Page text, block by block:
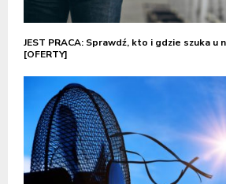
JEST PRACA: Sprawdź, kto i gdzie szuka u
[OFERTY]